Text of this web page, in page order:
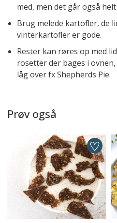
med, men det går også
Brug melede kartofler, de
vinterkartofler er gode.
Rester kan røres op med
rosetter der bages i
låg over fx Shepherds Pie.
Prøv også